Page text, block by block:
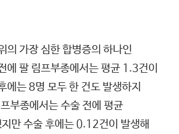
의 가장 심한 합병증의 하나인
에 팔 림프부종에서는 평균 1.3건이
에는 8명 모두 한 건도 발생하지
부종에서는 수술 전에 평균
만 수술 후에는 0.12건이 발생해